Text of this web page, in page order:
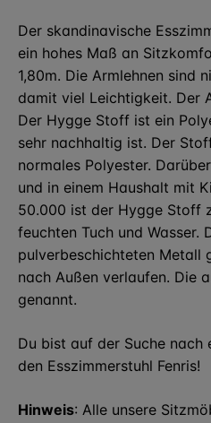
Der skandinavische
ein hohes Maß an
1,80m. Die Armlehnen sind
damit viel Leichtigkeit. Der
Der Hygge Stoff ist ein
sehr nachhaltig ist. Der
normales Polyester.
und in einem Haushalt mit
50.000 ist der Hygge Stoff
feuchten Tuch und Wasser.
pulverbeschichteten Metall
nach Außen verlaufen. Die
genannt.
Du bist auf der Suche nach
den Esszimmerstuhl Fenris!
Hinweis: Alle unsere